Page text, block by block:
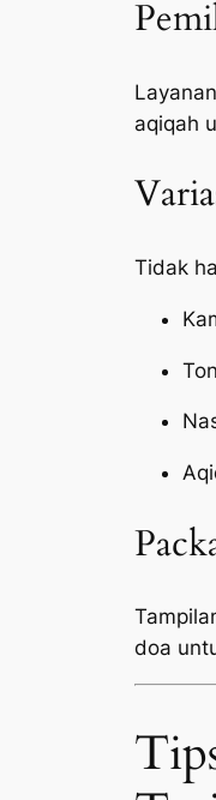
aqiqah
Tidak
doa